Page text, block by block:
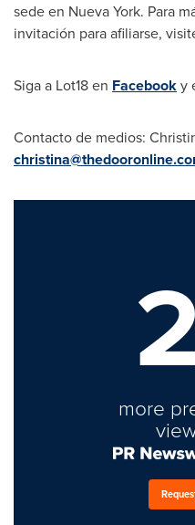
sede en Nueva York. Para
invitación para afiliarse,
Siga a Lot18 en Facebooky
Contacto de medios:
more